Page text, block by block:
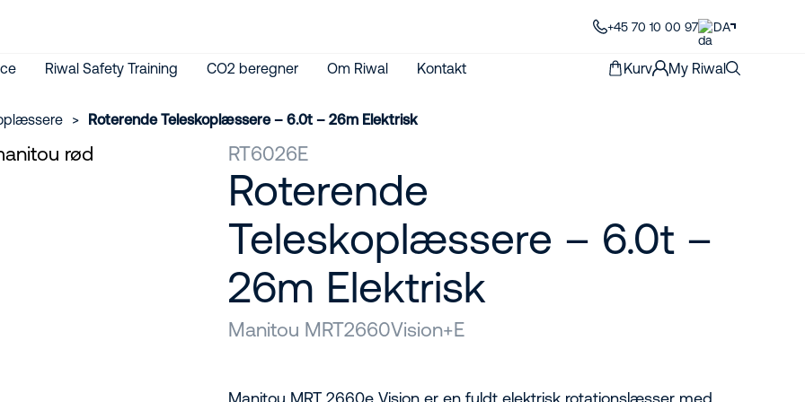
+45 70 10 00 97 DA
Riwal Safety Training CO2 beregner Om Riwal Kontakt Kurv My Riwal
> Roterende Teleskoplæssere – 6.0t – 26m Elektrisk
RT6026E
Roterende
Teleskoplæssere – 6.0t –
26m Elektrisk
Manitou MRT2660Vision+E
Manitou MRT 2660e Vision er en fuldt elektrisk rotationslæsser med